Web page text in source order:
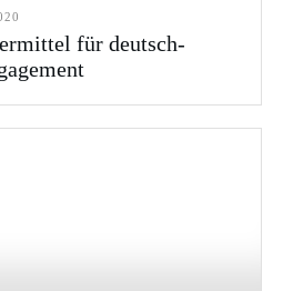
für deutsch-